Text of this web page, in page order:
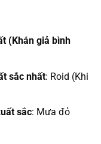
(Khán giả bình
sắc nhất: Roid (Khi
sắc: Mưa đỏ